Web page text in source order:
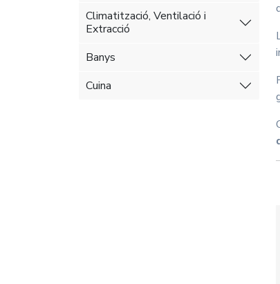
Climatització, Ventilació i
Extracció
Banys
Cuina